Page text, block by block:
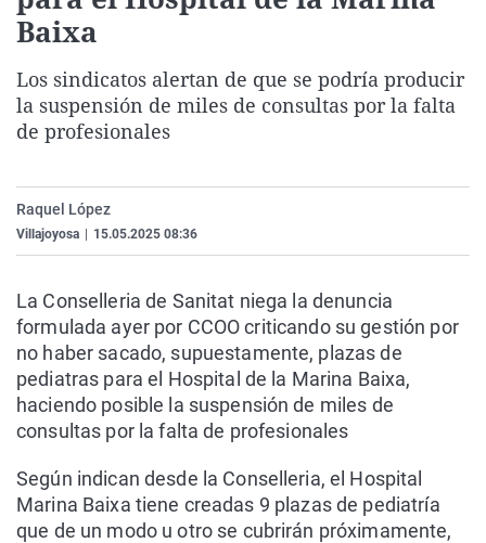
Como el perro y el
Equipo de
La Rioja
Elecciones
Baixa
Los sindicatos alertan de que se podría producir
la suspensión de miles de consultas por la falta
de profesionales
Raquel López
Villajoyosa 15.05.2025 08:36
La Conselleria de Sanitat niega la denuncia
formulada ayer por CCOO criticando su gestión por
no haber sacado, supuestamente, plazas de
pediatras para el Hospital de la Marina Baixa,
haciendo posible la suspensión de miles de
consultas por la falta de profesionales
Según indican desde la Conselleria, el Hospital
Marina Baixa tiene creadas 9 plazas de pediatría
que de un modo u otro se cubrirán próximamente,